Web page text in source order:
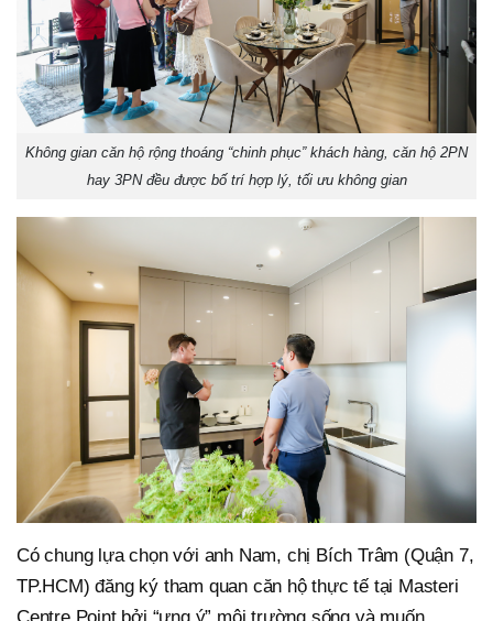
Không gian căn hộ rộng thoáng “chinh phục” khách hàng, căn hộ 2PN
hay 3PN đều được bố trí hợp lý, tối ưu không gian
Có chung lựa chọn với anh Nam, chị Bích Trâm (Quận 7,
TP.HCM) đăng ký tham quan căn hộ thực tế tại Masteri